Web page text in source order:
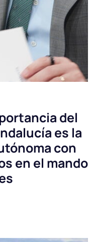
del
es la
con
en el mando